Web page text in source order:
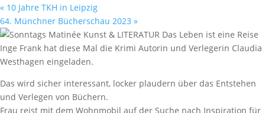
« 10 Jahre TKH in Leipzig
64. Münchner Bücherschau 2023 »
Inge Frank hat diese Mal die Krimi Autorin und Verlegerin Claudia
Westhagen eingeladen.
Das wird sicher interessant, locker plaudern über das Entstehen
und Verlegen von Büchern.
Frau reist mit dem Wohnmobil auf der Suche nach Inspiration für